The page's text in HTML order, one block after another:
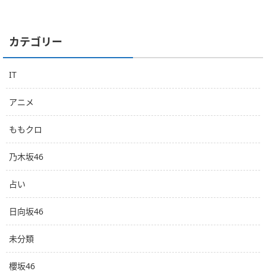
カテゴリー
IT
アニメ
ももクロ
乃木坂46
占い
日向坂46
未分類
櫻坂46